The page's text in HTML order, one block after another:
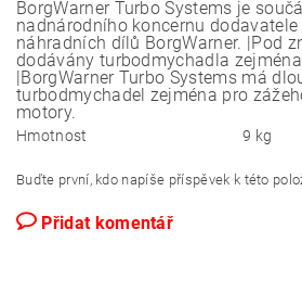
BorgWarner Turbo Systems je
nadnárodního koncernu
náhradních dílů BorgWarner. |Pod
dodávány turbodmychadla
|BorgWarner Turbo Systems má
turbodmychadel zejména pro
motory.
Hmotnost 9 kg
Buďte první, kdo napíše příspěvek k této
Přidat komentář